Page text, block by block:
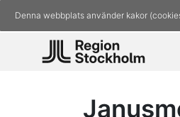
Denna webbplats använder kakor